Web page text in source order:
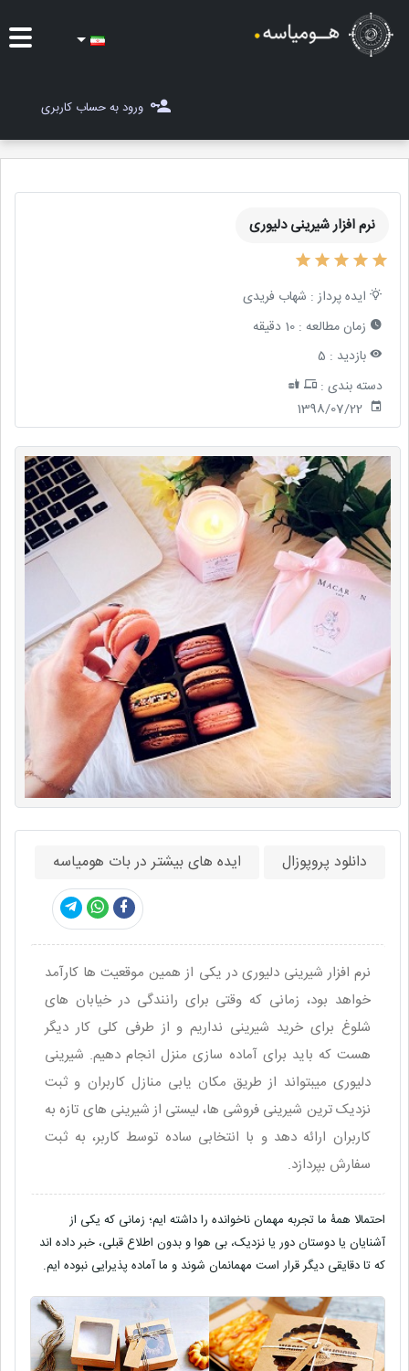
مجله هومیاسه
ورود به حساب کاربری
نرم افزار شیرینی دلیوری
ایده پرداز : شهاب فریدی
زمان مطالعه :10 دقیقه
بازدید : 5
دسته بندی :
1398/07/22
دانلود پروپوزال ایده های بیشتر در بات هومیاسه
نرم افزار شیرینی دلیوری در یکی از همین موقعیت ها کارآمد
خواهد بود، زمانی که وقتی برای رانندگی در خیابان های
شلوغ برای خرید شیرینی نداریم و از طرفی کلی کار دیگر
هست که باید برای آماده سازی منزل انجام دهیم. شیرینی
دلیوری میبتواند از طریق مکان یابی منازل کاربران و ثبت
نزدیک ترین شیرینی فروشی ها، لیستی از شیرینی های تازه به
کاربران ارائه دهد و با انتخابی ساده توسط کاربر، به ثبت
سفارش بپردازد.
احتمالا همۀ ما تجربه مهمان ناخوانده را داشته ایم؛ زمانی که یکی از
آشنایان یا دوستان دور یا نزدیک، بی هوا و بدون اطلاع قبلی، خبر داده اند
که تا دقایقی دیگر قرار است مهمانمان شوند و ما آماده پذیرایی نبوده ایم.